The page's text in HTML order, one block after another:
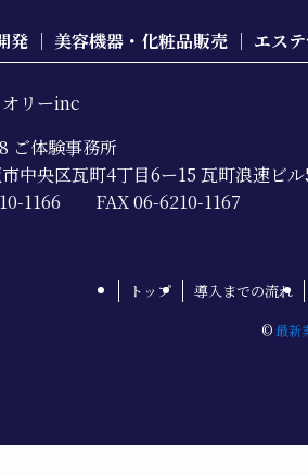
発 ｜ 美容機器・化粧品販売 ｜ エス
リーinc
ご体験事務所
中央区瓦町4丁目6ー15 瓦町浪速ビル
1166 FAX 06-6210-1167
トップ 導入までの流れ
© 最新